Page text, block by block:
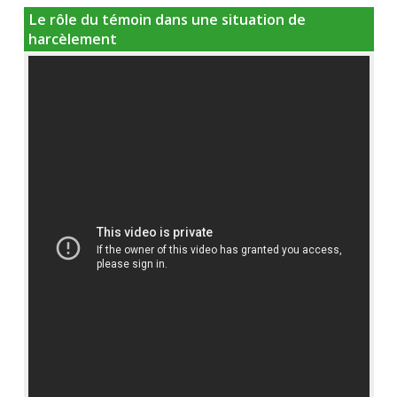
Le rôle du témoin dans une situation de
harcèlement